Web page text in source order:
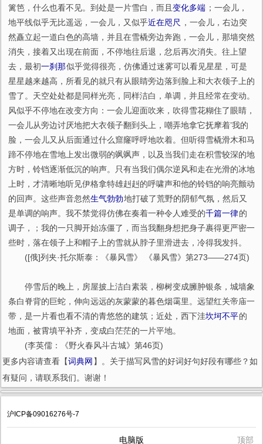
篱笆，什么也看不见。到处是一片雪白，而且 变化多端 ；一会儿，
地平线似乎无比遥远，一会儿，又似乎近在咫尺 ，一会儿，右边突
然矗立起一道白色的高墙，并且在雪橇旁边奔跑，一会儿，那墙突然
消失，接着又出现在前面，不停地往后退，忿后再次消失。往上望
去，最初一刹那似乎觉得很亮，仿佛通过迷雾可以看见星星，可是
星星越来越高，所看见的就只有从眼睛旁边落到脸上和大衣领子上的
雪了。天空处处都是同样光亮，同样洁白，单调，并且经常在变动。
风似乎不停地在改变方向：一会儿迎面吹来，吹得雪花糊住了眼睛，
一会儿从旁边讨厌地把大衣领子翻到头上，嘲弄地拿它抚摩着’我的
脸，一会儿又从后面通过什么窟窿呼呼地吹着。但听得雪橇滑木和马
蹄不停地在雪地上发出微弱的飒飒声，以及当我们走在积雪较深的地
方时，铃铛逐渐低沉的响声。只有当我们偶尔逆风和走在光滑的冰地
上时，才清晰地听见伊格拿特雄赳赳的呼啸声和他的铃铛的响亮颤动
的回声。这些声音忽然生气勃勃地打破了荒野的阴郁气氛，然后又
是单调的响声。我不禁觉得仿佛在奏着一种令人难受的千篇一律的
调子，；我的一只脚开始冻僵了，而当我翻身想把身子裹得更严密一
些时，落在领子上和帽子上的雪就从脖子里滑进去，冷得我发抖。
([俄]列夹·托尔斯泰：《暴风雪》 《暴风雪》第273——274页)
停雪后的晚上，房屋披上洁白素装，柳树变成臃肿银条，城墙象
条白脊背的巨蛇，伸向远远的灰蒙蒙的暮色烟霭里。远望红关帝庙一
带，是一片看也看不清的青悠悠的建筑；近处，西下洼坎坷不平的
地面，被霄填平补齐，变成白茫茫的一片平地。
(李英儒：《野火春风斗古城》第46页)
更多内容请查看【词典网 】。关于描写风雪的好词好句好段有哪些？如
有疑问，请联系我们。谢谢！
沪ICP备09016276号-7
顶部
电脑版